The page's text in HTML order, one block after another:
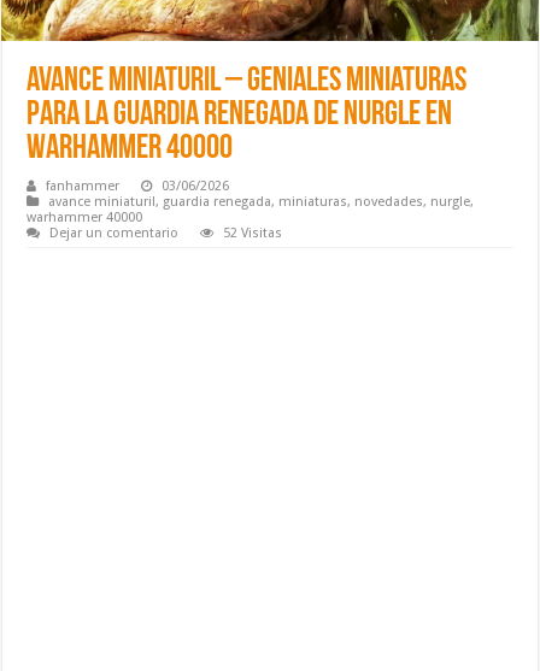
Avance Miniaturil – Geniales miniaturas
para la Guardia Renegada de Nurgle en
Warhammer 40000
fanhammer
03/06/2026
avance miniaturil, guardia renegada, miniaturas, novedades, nurgle,
warhammer 40000
Dejar un comentario
52 Visitas